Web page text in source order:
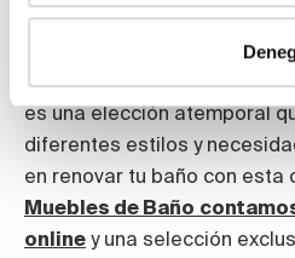
madera con texturas será
Como puedes ver en cada
es una elección atemporal
diferentes estilos y
en renovar tu baño con esta
Muebles de Baño
online y una selección